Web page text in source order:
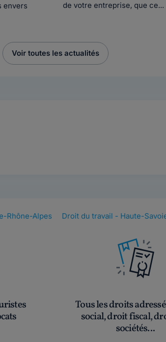
envers
de votre entreprise, que ce...
Voir toutes les actualités
Rhône-Alpes Droit du travail - Haute-
Tous les droits
social, droit fiscal,
sociétés...